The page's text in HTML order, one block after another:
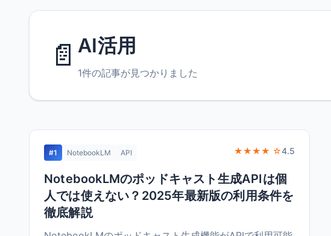
📄 AI活用
1件の記事が見つかりました
#1 NotebookLM API ★★★★ ☆4.5
NotebookLMのポッドキャスト生成APIは個
人では使えない？2025年最新版の利用条件を
徹底解説